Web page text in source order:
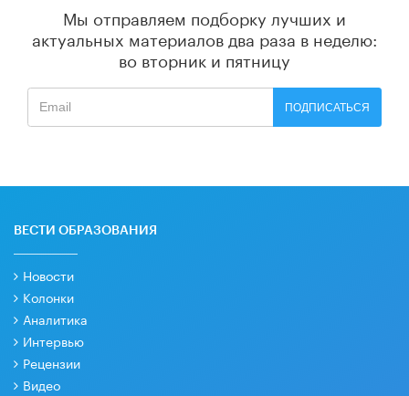
Мы отправляем подборку лучших и
актуальных материалов два раза в неделю:
во вторник и пятницу
ПОДПИСАТЬСЯ
ВЕСТИ ОБРАЗОВАНИЯ
Новости
Колонки
Аналитика
Интервью
Рецензии
Видео